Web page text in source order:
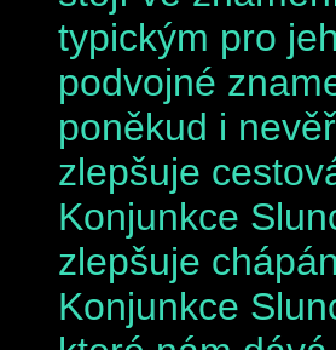
typickým pro
podvojné
poněkud i
zlepšuje
Konjunkce
zlepšuje
Konjunkce